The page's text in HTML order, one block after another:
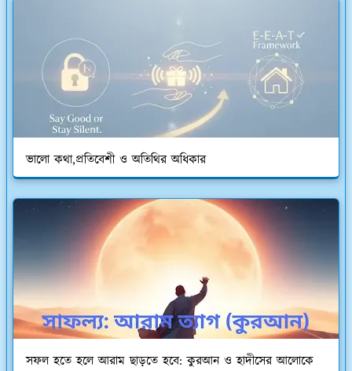
ভালো কথা,প্রতিবেশী ও অতিথির অধিকার
সফল হতে হলে আরাম ছাড়তে হবে: কুরআন ও হাদীসের আলোকে